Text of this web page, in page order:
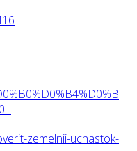
zemelnii-uchastok-